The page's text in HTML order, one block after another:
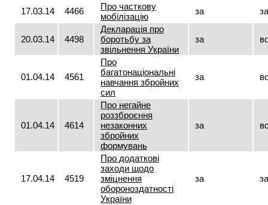
17.03.14 4466
Про часткову
мобілізацію
за за
20.03.14 4498
Декларація про
боротьбу за
звільнення України
за
01.04.14 4561
Про
багатонаціональні
навчання збройних
сил
за
01.04.14 4614
Про негайне
роззброєння
незаконних
збройних
формувань
за
17.04.14 4519
Про додаткові
заходи щодо
зміцнення
обороноздатності
України
за за